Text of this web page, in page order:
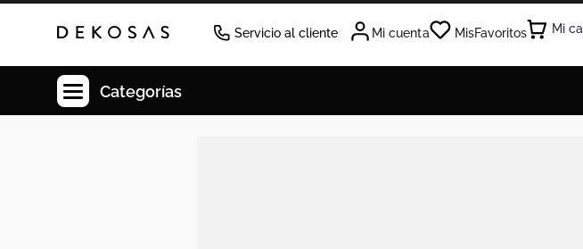
Servicio al cliente Mi cuenta MisFavoritos
Categorías